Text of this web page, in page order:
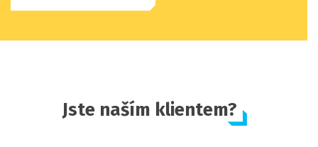
Jste naším klientem?